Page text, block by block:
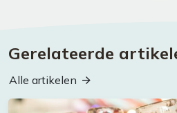
Gerelateerde
Alle artikelen